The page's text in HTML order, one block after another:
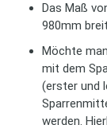
Das Maß
980mm
Möchte
mit dem
(erster und
werden.